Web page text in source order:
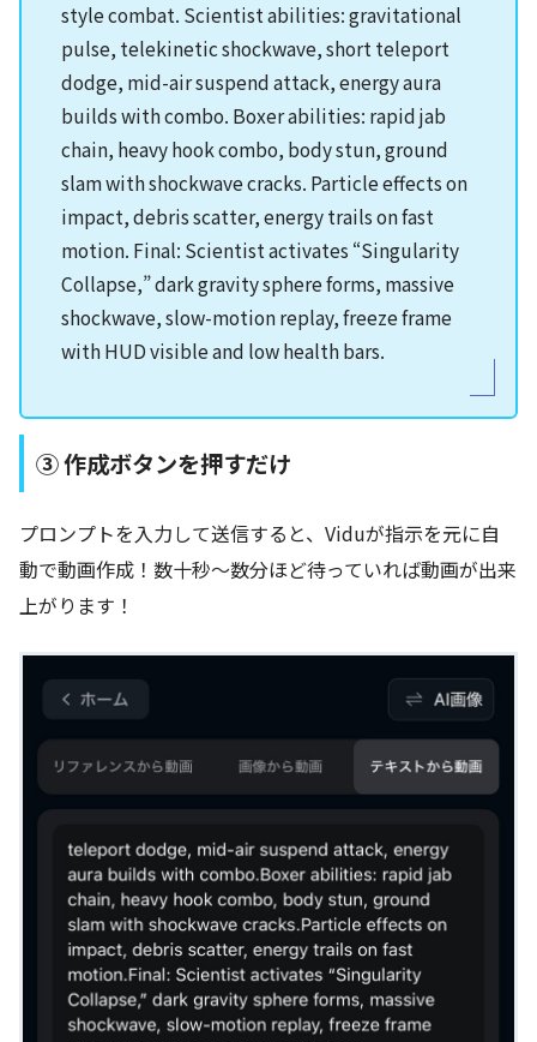
style combat. Scientist abilities: gravitational
pulse, telekinetic shockwave, short teleport
dodge, mid-air suspend attack, energy aura
builds with combo. Boxer abilities: rapid jab
chain, heavy hook combo, body stun, ground
slam with shockwave cracks. Particle effects on
impact, debris scatter, energy trails on fast
motion. Final: Scientist activates “Singularity
Collapse,” dark gravity sphere forms, massive
shockwave, slow-motion replay, freeze frame
with HUD visible and low health bars.
③ 作成ボタンを押すだけ
プロンプトを入力して送信すると、Viduが指示を元に自
動で動画作成！数十秒〜数分ほど待っていれば動画が出来
上がります！